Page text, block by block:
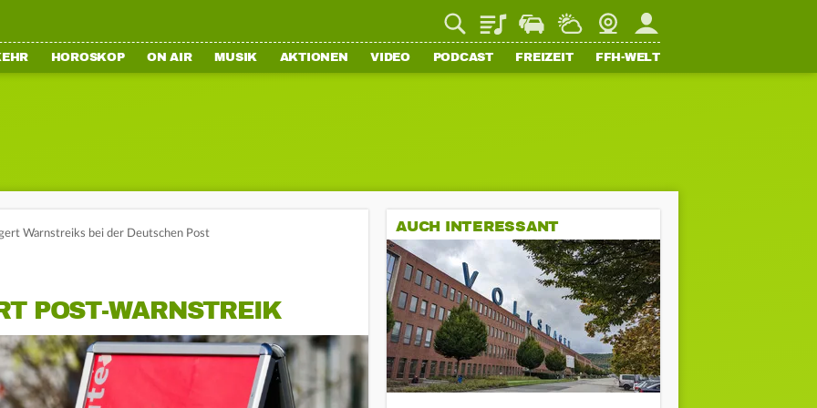
PlaylistStaupilotWetterWebcamMein FFH
HOROSKOP ON AIR MUSIK AKTIONEN VIDEO PODCAST FREIZEIT FFH-WELT
Warnstreiks bei der Deutschen Post
POST-WARNSTREIK
AUCH INTERESSANT